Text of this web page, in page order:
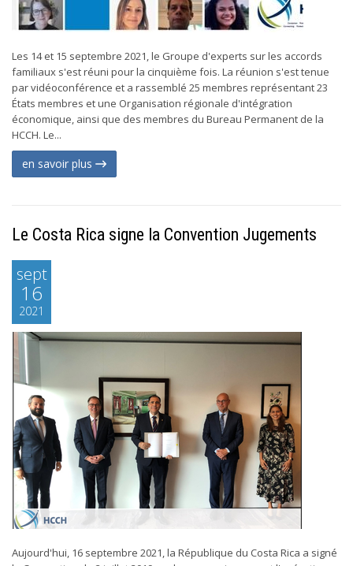
Les 14 et 15 septembre 2021, le Groupe d'experts sur les accords
familiaux s'est réuni pour la cinquième fois. La réunion s'est tenue
par vidéoconférence et a rassemblé 25 membres représentant 23
États membres et une Organisation régionale d'intégration
économique, ainsi que des membres du Bureau Permanent de la
HCCH. Le...
en savoir plus
Le Costa Rica signe la Convention Jugements
sept
16
2021
Aujourd'hui, 16 septembre 2021, la République du Costa Rica a signé